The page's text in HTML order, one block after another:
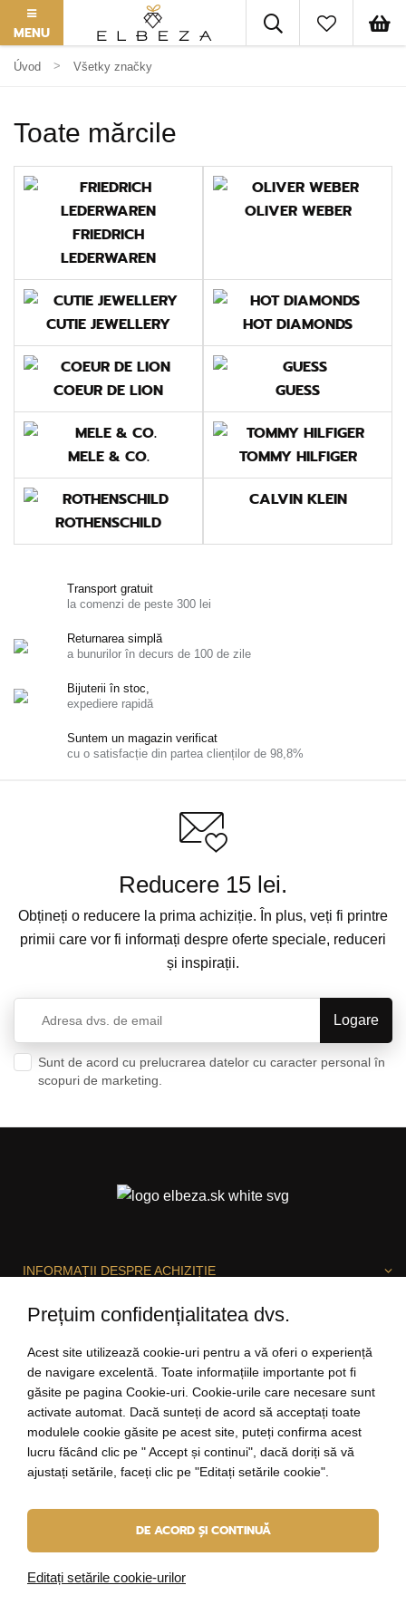
MENU
Úvod Všetky značky
Toate mărcile
FRIEDRICH
LEDERWAREN
OLIVER WEBER
CUTIE JEWELLERY HOT DIAMONDS
COEUR DE LION GUESS
MELE & CO. TOMMY HILFIGER
ROTHENSCHILD
CALVIN KLEIN
Transport gratuit
la comenzi de peste 300 lei
Returnarea simplă
a bunurilor în decurs de 100 de zile
Bijuterii în stoc,
expediere rapidă
Suntem un magazin verificat
cu o satisfacție din partea clienților de 98,8%
Reducere 15 lei.
Obțineți o reducere la prima achiziție. În plus, veți fi printre
primii care vor fi informați despre oferte speciale, reduceri
și inspirații.
Sunt de acord cu prelucrarea datelor cu caracter personal în
scopuri de marketing.
INFORMAȚII DESPRE ACHIZIȚIE
SUNTEM BUCUROȘI SĂ VĂ AJUTĂM!
salut@elbeza.ro
Internetový obchododBlueweb s.r.o.
Prețuim confidențialitatea dvs.
Acest site utilizează cookie-uri pentru a vă oferi o experiență
de navigare excelentă. Toate informațiile importante pot fi
găsite pe pagina Cookie-uri. Cookie-urile care necesare sunt
activate automat. Dacă sunteți de acord să acceptați toate
modulele cookie găsite pe acest site, puteți confirma acest
lucru făcând clic pe " Accept și continui", dacă doriți să vă
ajustați setările, faceți clic pe "Editați setările cookie".
DE ACORD ȘI CONTINUĂ
Editați setările cookie-urilor